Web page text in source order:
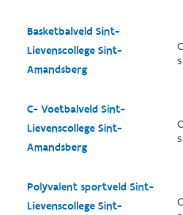
Basketbalveld Sint-
Lievenscollege Sint-
Amandsberg
C- Voetbalveld Sint-
Lievenscollege Sint-
Amandsberg
Polyvalent sportveld Sint-
Lievenscollege Sint-